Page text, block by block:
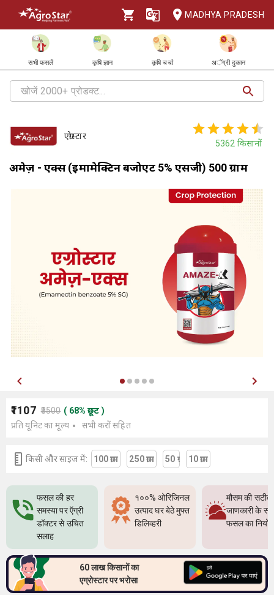
MADHYA PRADESH
सभी फसलें कृषि ज्ञान कृषि चर्चा अॅग्री दुकान
एग्रोस्टार
5362 किसानों
अमेज़ - एक्स (इमामेक्टिन बेंजोएट 5% एसजी) 500 ग्राम
₹1107 ₹3500 ( 68% छूट )
प्रति यूनिट का मूल्य
सभी करों सहित
किसी और साइज में: 100 ग्राम 250 ग्राम 50 ग्र 10 ग्राम
फसल की हर
समस्या पर ऍग्री
डॉक्टर से उचित
सलाह
१००% ओरिजिनल
उत्पाद घर बेठे मुफ्त
डिलिव्हरी
मौसम की सटीक
जाणकारी के
फसल का
60 लाख किसानों का
एग्रोस्टार पर भरोसा